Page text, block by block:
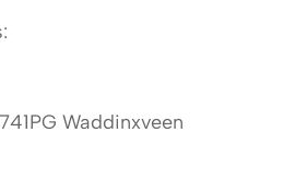
Waddinxveen